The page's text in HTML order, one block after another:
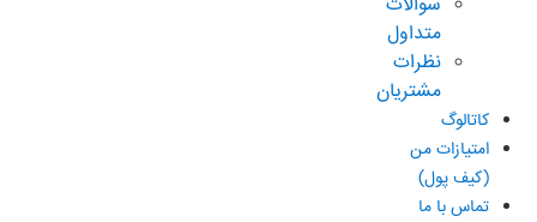
متداول
نظرات
مشتریان
کاتالوگ
امتیازات من
(کیف پول)
تماس با ما